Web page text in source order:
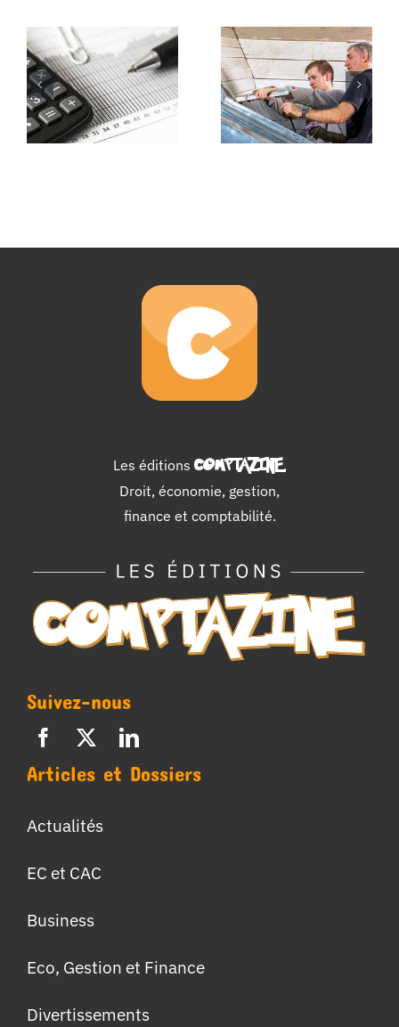
Les soldes
intermédiaires
de gestion
Déroulement
d’un stage
Les éditions COMPTAZINE.
Droit, économie, gestion,
finance et comptabilité.
Suivez-nous
Articles et Dossiers
Actualités
EC et CAC
Business
Eco, Gestion et Finance
Divertissements